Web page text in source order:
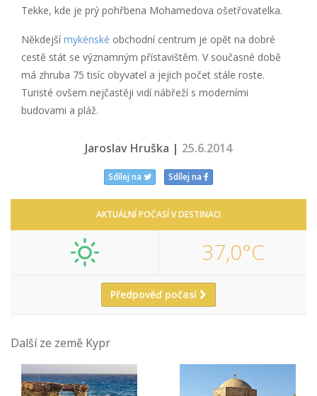
Tekke, kde je prý pohřbena Mohamedova ošetřovatelka.
Někdejšímykénské obchodní centrum je opět na dobré
cestě stát se významným přístavištěm. V současné době
má zhruba 75 tisíc obyvatel a jejich počet stále roste.
Turisté ovšem nejčastěji vidí nábřeží s moderními
budovami a pláž.
Jaroslav Hruška | 25.6.2014
Sdílej na Sdílej na
AKTUÁLNÍ POČASÍ V DESTINACI
37,0°C
Předpověď počasí
Další ze země Kypr